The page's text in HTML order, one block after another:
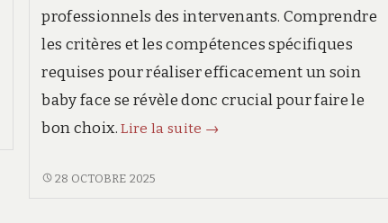
professionnels des intervenants. Comprendre
les critères et les compétences spécifiques
requises pour réaliser efficacement un soin
baby face se révèle donc crucial pour faire le
bon choix.Lire la suite Dermatologues
→
DERMATOLOGUES
28 OCTOBRE 2025